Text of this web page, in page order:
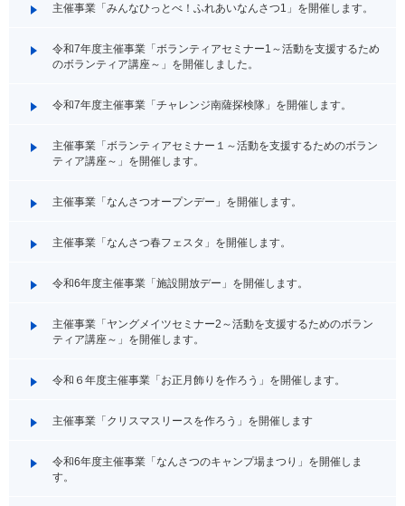
主催事業「みんなひっとべ！ふれあいなんさつ1」を開催します。
令和7年度主催事業「ボランティアセミナー1～活動を支援するため
のボランティア講座～」を開催しました。
令和7年度主催事業「チャレンジ南薩探検隊」を開催します。
主催事業「ボランティアセミナー１～活動を支援するためのボラン
ティア講座～」を開催します。
主催事業「なんさつオープンデー」を開催します。
主催事業「なんさつ春フェスタ」を開催します。
令和6年度主催事業「施設開放デー」を開催します。
主催事業「ヤングメイツセミナー2～活動を支援するためのボラン
ティア講座～」を開催します。
令和６年度主催事業「お正月飾りを作ろう」を開催します。
主催事業「クリスマスリースを作ろう」を開催します
令和6年度主催事業「なんさつのキャンプ場まつり」を開催しま
す。